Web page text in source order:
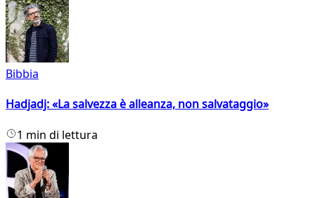
Bibbia
Hadjadj: «La salvezza è alleanza, non salvataggio»
1 min di lettura